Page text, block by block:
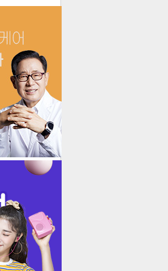
더보기